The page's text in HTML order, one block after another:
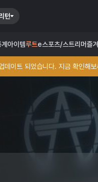
턴
아이템루트e스포츠/스트리머즐
데이트 되었습니다. 지금 확인해